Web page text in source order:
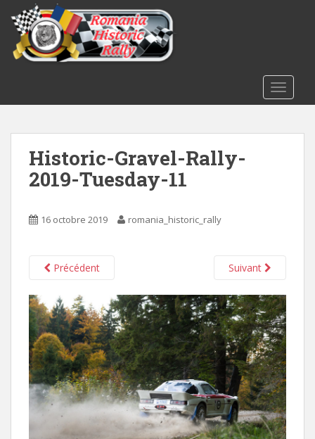
m
Historic-Gravel-Rally-
2019-Tuesday-11
16 octobre 2019 romania_historic_rally
Précédent Suivant